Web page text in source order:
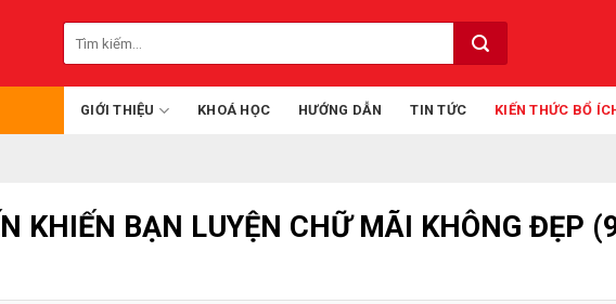
kiếm:
GIỚI THIỆU KHOÁ HỌC HƯỚNG DẪN TIN TỨC KIẾN THỨC BỔ
KHIẾN BẠN LUYỆN CHỮ MÃI KHÔNG ĐẸP